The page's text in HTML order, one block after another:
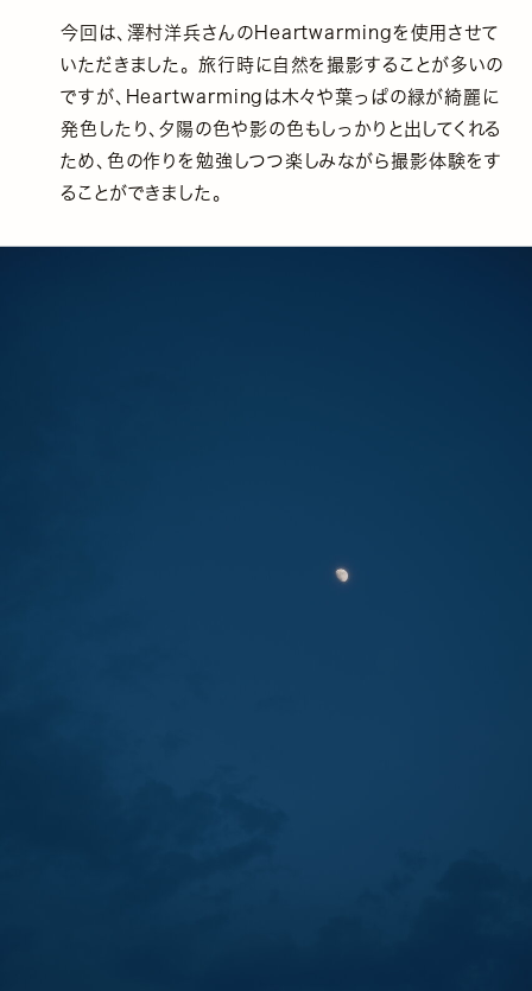
今回は、澤村洋兵さんのHeartwarmingを使用させて
いただきました。 旅行時に自然を撮影することが多いの
ですが、Heartwarmingは木々や葉っぱの緑が綺麗に
発色したり、夕陽の色や影の色もしっかりと出してくれる
ため、色の作りを勉強しつつ楽しみながら撮影体験をす
ることができました。